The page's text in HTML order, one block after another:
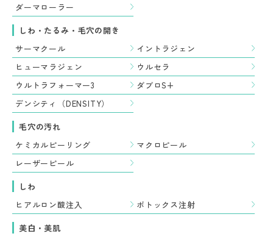
ダーマローラー
しわ・たるみ・毛穴の開き
サーマクール
イントラジェン
ヒューマラジェン
ウルセラ
ウルトラフォーマー3
ダブロS+
デンシティ（DENSITY）
毛穴の汚れ
ケミカルピーリング
マクロピール
レーザーピール
しわ
ヒアルロン酸注入
ボトックス注射
美白・美肌